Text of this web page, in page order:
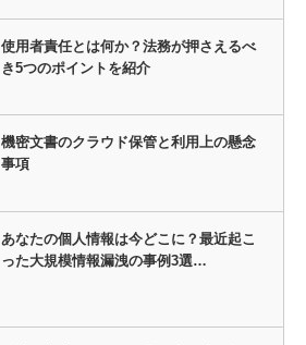
使用者責任とは何か？法務が押さえるべ
き5つのポイントを紹介
機密文書のクラウド保管と利用上の懸念
事項
あなたの個人情報は今どこに？最近起こ
った大規模情報漏洩の事例3選…